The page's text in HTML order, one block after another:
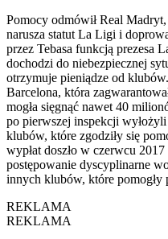
Pomocy odmówił Real
narusza statut La Ligi i
przez Tebasa funkcją prezesa
dochodzi do niebezpiecznej
otrzymuje pieniądze od
Barcelona, która
mogła sięgnąć nawet 40
po pierwszej inspekcji
klubów, które zgodziły się
wypłat doszło w czerwcu
postępowanie dyscyplinarne
innych klubów, które pomogły
REKLAMA
REKLAMA